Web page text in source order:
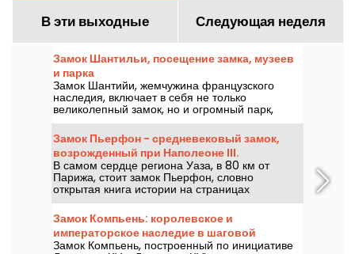
В эти выходные Следующая неделя
Замок Шантильи, посещение замка, музеев
и парка
Замок Шантийи, жемчужина французского
наследия, включает в себя не только
великолепный замок, но и огромный парк,
Музей Конде и Гранд-Экюри, где также
находится Музей шевалье.
Замок Пьерфон - средневековый замок,
возрожденный при Наполеоне III.
В самом сердце региона Уаза, в 80 км от
Парижа, стоит замок Пьерфон, словно
открытая книга истории на страницах
Средневековья, переписанных воображением
Эжена Виолле-ле-Дюка во времена
правления Наполеона III. Этот памятник,
представляющий собой смесь средневекового
прошлого и архитектурной фантазии,
Замок Компьень: королевское и
императорское наследие в шаговой
доступности
Замок Компьень, построенный по инициативе